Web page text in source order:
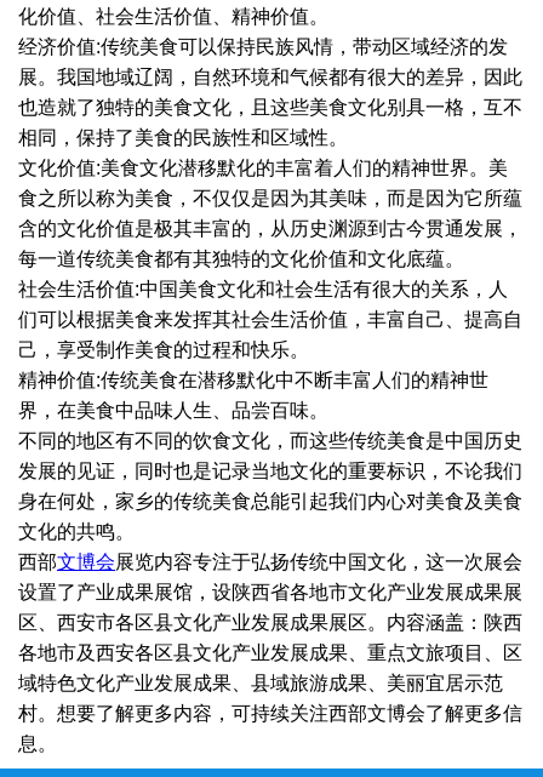
化价值、社会生活价值、精神价值。
经济价值:传统美食可以保持民族风情，带动区域经济的发
展。我国地域辽阔，自然环境和气候都有很大的差异，因此
也造就了独特的美食文化，且这些美食文化别具一格，互不
相同，保持了美食的民族性和区域性。
文化价值:美食文化潜移默化的丰富着人们的精神世界。美
食之所以称为美食，不仅仅是因为其美味，而是因为它所蕴
含的文化价值是极其丰富的，从历史渊源到古今贯通发展，
每一道传统美食都有其独特的文化价值和文化底蕴。
社会生活价值:中国美食文化和社会生活有很大的关系，人
们可以根据美食来发挥其社会生活价值，丰富自己、提高自
己，享受制作美食的过程和快乐。
精神价值:传统美食在潜移默化中不断丰富人们的精神世
界，在美食中品味人生、品尝百味。
不同的地区有不同的饮食文化，而这些传统美食是中国历史
发展的见证，同时也是记录当地文化的重要标识，不论我们
身在何处，家乡的传统美食总能引起我们内心对美食及美食
文化的共鸣。
西部文博会展览内容专注于弘扬传统中国文化，这一次展会
设置了产业成果展馆，设陕西省各地市文化产业发展成果展
区、西安市各区县文化产业发展成果展区。内容涵盖：陕西
各地市及西安各区县文化产业发展成果、重点文旅项目、区
域特色文化产业发展成果、县域旅游成果、美丽宜居示范
村。想要了解更多内容，可持续关注西部文博会了解更多信
息。